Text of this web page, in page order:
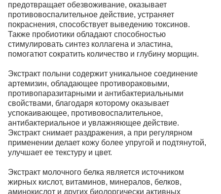
предотвращает обезвоживание, оказывает
противовоспалительное действие, устраняет
покраснения, способствует выведению токсинов.
Также пробиотики обладают способностью
стимулировать синтез коллагена и эластина,
помогатют сократить количество и глубину морщин.
Экстракт полыни содержит уникальное соединение
артемизин, обладающее противораковыми,
противопаразитарными и антибактериальными
свойствами, благодаря которому оказывает
успокаивающее, противовоспалительное,
антибактериальное и увлажняющее действие.
Экстракт снимает раздражения, а при регулярном
применении делает кожу более упругой и подтянутой,
улучшает ее текстуру и цвет.
Экстракт молочного белка является источником
жирных кислот, витаминов, минералов, белков,
аминокислот и других биолоргически активных